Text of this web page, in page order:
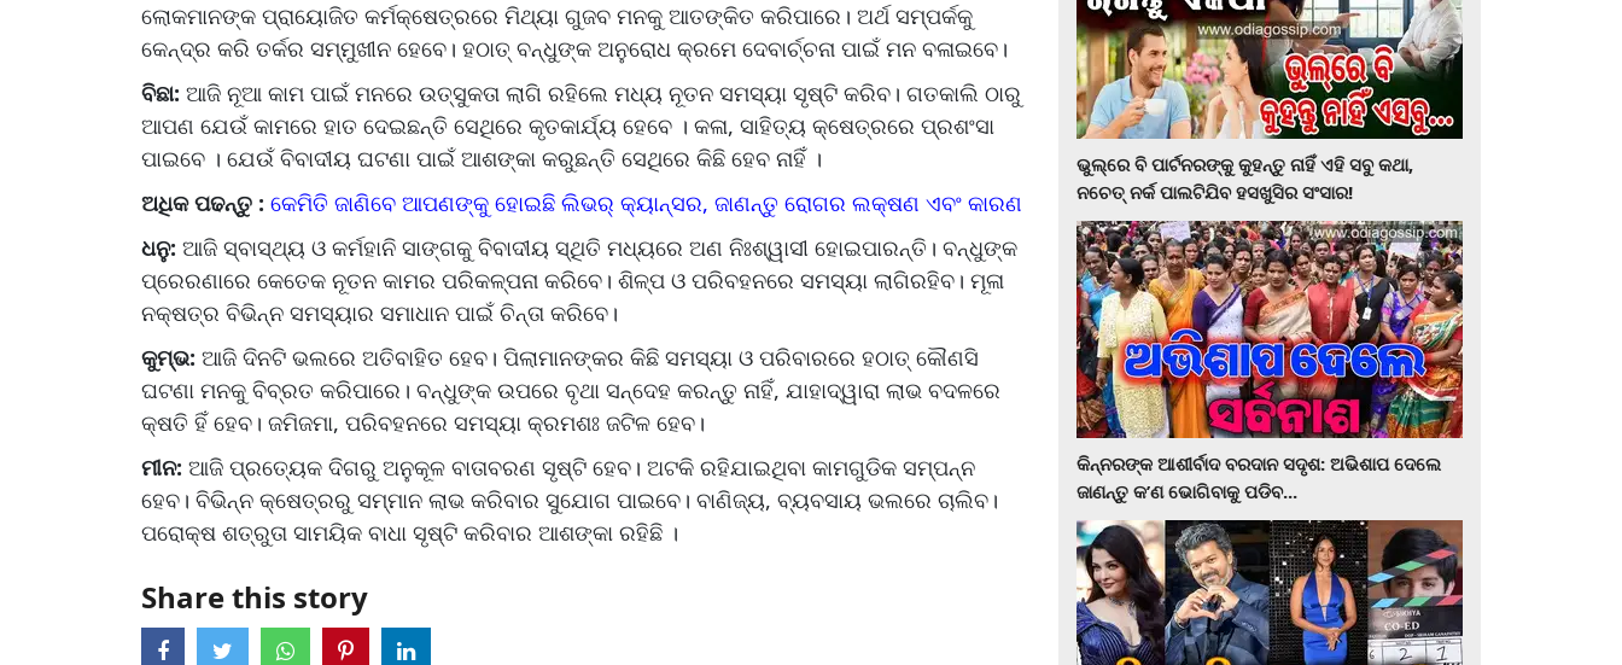
ଲୋକମାନଙ୍କ ପ୍ରାୟୋଜିତ କର୍ମକ୍ଷେତ୍ରରେ ମିଥ୍ୟା ଗୁଜବ ମନକୁ ଆତଙ୍କିତ କରିପାରେ। ଅର୍ଥ ସମ୍ପର୍କକୁ
କେନ୍ଦ୍ର କରି ତର୍କର ସମ୍ମୁଖୀନ ହେବେ। ହଠାତ୍‌ ବନ୍ଧୁଙ୍କ ଅନୁରୋଧ କ୍ରମେ ଦେବାର୍ଚ୍ଚନା ପାଇଁ ମନ ବଳାଇବେ।
ବିଛା: ଆଜି ନୂଆ କାମ ପାଇଁ ମନରେ ଉତ୍ସୁକତା ଲାଗି ରହିଲେ ମଧ୍ୟ ନୂତନ ସମସ୍ୟା ସୃଷ୍ଟି କରିବ। ଗତକାଲି ଠାରୁ
ଆପଣ ଯେଉଁ କାମରେ ହାତ ଦେଇଛନ୍ତି ସେଥିରେ କୃତକାର୍ଯ୍ୟ ହେବେ । କଳା, ସାହିତ୍ୟ କ୍ଷେତ୍ରରେ ପ୍ରଶଂସା
ପାଇବେ । ଯେଉଁ ବିବାଦୀୟ ଘଟଣା ପାଇଁ ଆଶଙ୍କା କରୁଛନ୍ତି ସେଥିରେ କିଛି ହେବ ନାହିଁ ।
ଅଧିକ ପଢନ୍ତୁ : କେମିତି ଜାଣିବେ ଆପଣଙ୍କୁ ହୋଇଛି ଲିଭର୍ କ୍ୟାନ୍ସର, ଜାଣନ୍ତୁ ରୋଗର ଲକ୍ଷଣ ଏବଂ କାରଣ
ଧନୁ: ଆଜି ସ୍ବାସ୍ଥ୍ୟ ଓ କର୍ମହାନି ସାଙ୍ଗକୁ ବିବାଦୀୟ ସ୍ଥିତି ମଧ୍ୟରେ ଅଣ ନିଃଶ୍ୱାସୀ ହୋଇପାରନ୍ତି। ବନ୍ଧୁଙ୍କ
ପ୍ରେରଣାରେ କେତେକ ନୂତନ କାମର ପରିକଳ୍ପନା କରିବେ। ଶିଳ୍ପ ଓ ପରିବହନରେ ସମସ୍ୟା ଲାଗିରହିବ। ମୂଳା
ନକ୍ଷତ୍ର ବିଭିନ୍ନ ସମସ୍ୟାର ସମାଧାନ ପାଇଁ ଚିନ୍ତା କରିବେ।
କୁମ୍ଭ: ଆଜି ଦିନଟି ଭଲରେ ଅତିବାହିତ ହେବ। ପିଲାମାନଙ୍କର କିଛି ସମସ୍ୟା ଓ ପରିବାରରେ ହଠାତ୍‌ କୌଣସି
ଘଟଣା ମନକୁ ବିବ୍ରତ କରିପାରେ। ବନ୍ଧୁଙ୍କ ଉପରେ ବୃଥା ସନ୍ଦେହ କରନ୍ତୁ ନାହିଁ, ଯାହାଦ୍ୱାରା ଲାଭ ବଦଳରେ
କ୍ଷତି ହିଁ ହେବ। ଜମିଜମା, ପରିବହନରେ ସମସ୍ୟା କ୍ରମଶଃ ଜଟିଳ ହେବ।
ମୀନ: ଆଜି ପ୍ରତ୍ୟେକ ଦିଗରୁ ଅନୁକୂଳ ବାତାବରଣ ସୃଷ୍ଟି ହେବ। ଅଟକି ରହିଯାଇଥିବା କାମଗୁଡିକ ସମ୍ପନ୍ନ
ହେବ। ବିଭିନ୍ନ କ୍ଷେତ୍ରରୁ ସମ୍ମାନ ଲାଭ କରିବାର ସୁଯୋଗ ପାଇବେ। ବାଣିଜ୍ୟ, ବ୍ୟବସାୟ ଭଲରେ ଚାଲିବ।
ପରୋକ୍ଷ ଶତ୍ରୁତା ସାମୟିକ ବାଧା ସୃଷ୍ଟି କରିବାର ଆଶଙ୍କା ରହିଛି ।
Share this story
ଭୁଲ୍‌ରେ ବି ପାର୍ଟନରଙ୍କୁ କୁହନ୍ତୁ ନାହିଁ ଏହି ସବୁ କଥା,
ନଚେତ୍‌ ନର୍କ ପାଲଟିଯିବ ହସଖୁସିର ସଂସାର!
କିନ୍ନରଙ୍କ ଆଶୀର୍ବାଦ ବରଦାନ ସଦୃଶ: ଅଭିଶାପ ଦେଲେ
ଜାଣନ୍ତୁ କ’ଣ ଭୋଗିବାକୁ ପଡିବ...